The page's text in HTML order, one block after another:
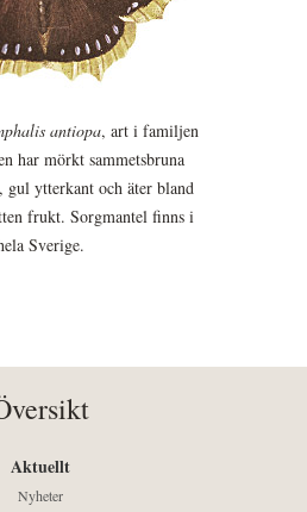
antiopa, art i familjen
har mörkt sammetsbruna
gul ytterkant och äter bland
frukt. Sorgmantel finns i
Sverige.
Aktuellt
Nyheter